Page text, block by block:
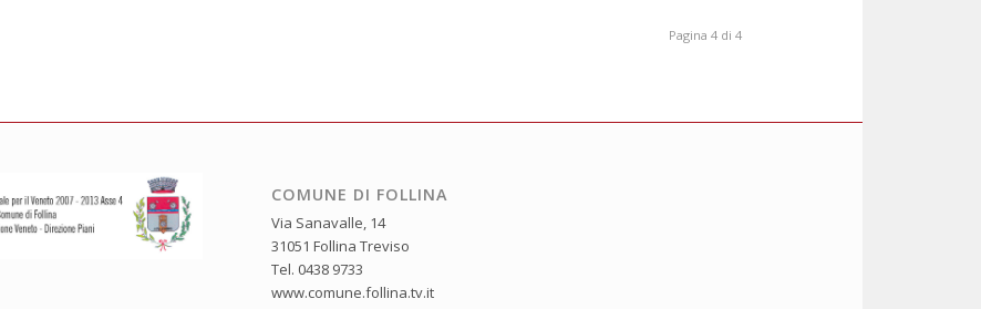
Pagina 4 di 4
COMUNE DI FOLLINA
Via Sanavalle, 14
31051 Follina Treviso
Tel. 0438 9733
www.comune.follina.tv.it